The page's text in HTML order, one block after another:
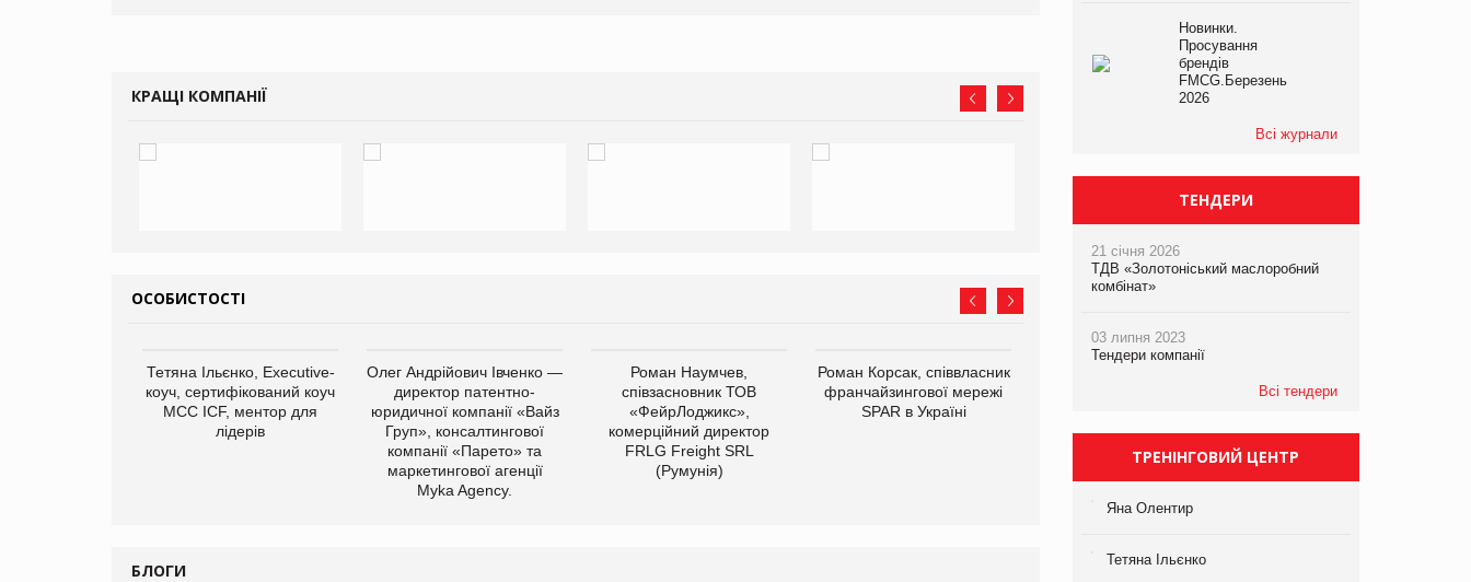
КРАЩІ КОМПАНІЇ
ОСОБИСТОСТІ
Тетяна Ільєнко, Executive-
коуч, сертифікований коуч
МСС ICF, ментор для
лідерів
Олег Андрійович Івченко —
директор патентно-
юридичної компанії «Вайз
Груп», консалтингової
компанії «Парето» та
маркетингової агенції
Myka Agency.
Роман Наумчев,
співзасновник ТОВ
«ФейрЛоджикс»,
комерційний директор
FRLG Freight SRL
(Румунія)
Роман Корсак, співвласник
франчайзингової мережі
SPAR в Україні
виробництва
компанії «УкраМарин»
БЛОГИ
Новинки.
Просування
брендів
FMCG.Березень
2026
Всі журнали
ТЕНДЕРИ
21 січня 2026
ТДВ «Золотоніський маслоробний
комбінат»
03 липня 2023
Тендери компанії
Всі тендери
ТРЕНІНГОВИЙ ЦЕНТР
Яна Олентир
Тетяна Ільєнко